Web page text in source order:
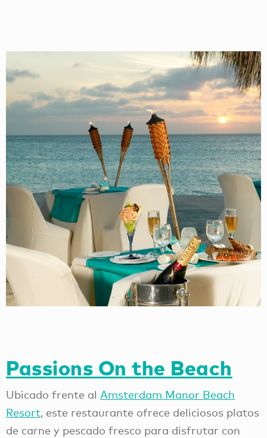
Passions On the Beach
Ubicado frente al Amsterdam Manor Beach
Resort, este restaurante ofrece deliciosos platos
de carne y pescado fresco para disfrutar con